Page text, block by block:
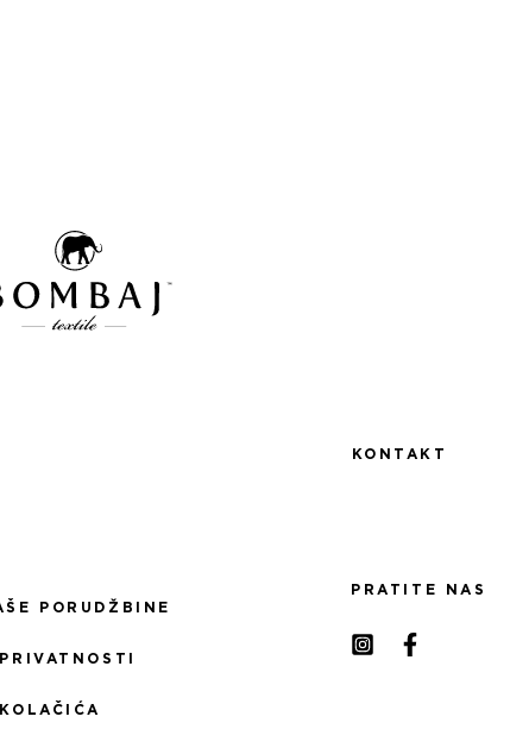
PORUDŽBINE
KONTAKT
PRATITE NAS